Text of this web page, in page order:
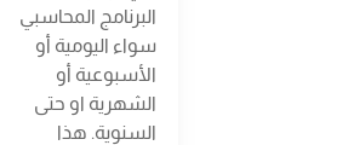
البرنامج المحاسبي
سواء اليومية أو
الأسبوعية أو
الشهرية او حتى
السنوية. هذا